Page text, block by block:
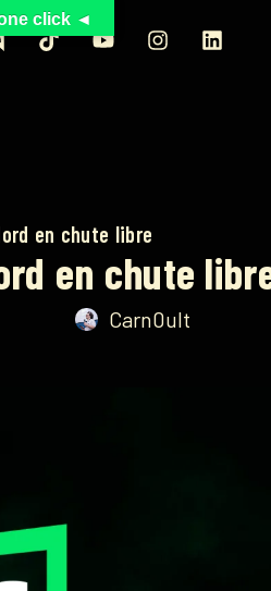
en chute libre
en chute
Carn0ult
click ◄